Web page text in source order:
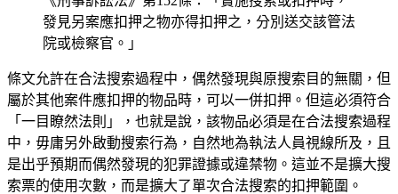
發見另案應扣押之物亦得扣押之，分別送交該管法
院或檢察官。」
條文允許在合法搜索過程中，偶然發現與原搜索目的無關，但
屬於其他案件應扣押的物品時，可以一併扣押。但這必須符合
「一目瞭然法則」，也就是說，該物品必須是在合法搜索過程
中，毋庸另外啟動搜索行為，自然地為執法人員視線所及，且
是出乎預期而偶然發現的犯罪證據或違禁物。這並不是擴大搜
索票的使用次數，而是擴大了單次合法搜索的扣押範圍。